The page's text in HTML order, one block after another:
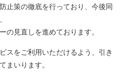
止策の徹底を行っており、今後同
の見直しを進めております。
スをご利用いただけるよう、引き
まいります。